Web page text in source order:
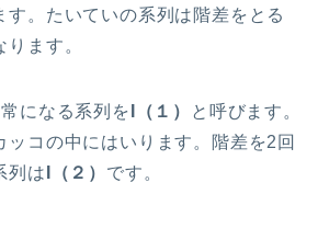
す。たいていの系列は階差をとる
ます。
になる系列を I（１）
と呼びます。
ッコの中にはいります。階差を2回
列は
I（２） です。